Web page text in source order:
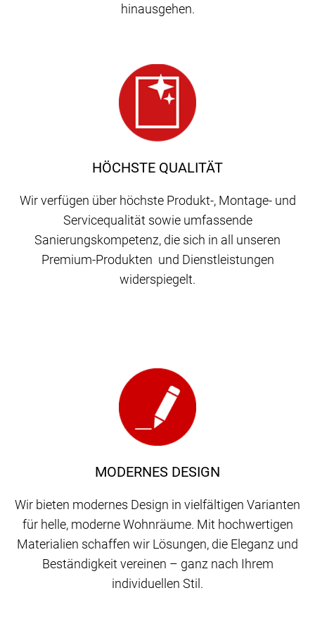
HÖCHSTE QUALITÄT
Wir verfügen über höchste Produkt-, Montage- und
Servicequalität sowie umfassende
Sanierungskompetenz, die sich in all unseren
Premium-Produkten und Dienstleistungen
widerspiegelt.
hinausgehen.
MODERNES DESIGN
Wir bieten modernes Design in vielfältigen Varianten
für helle, moderne Wohnräume. Mit hochwertigen
Materialien schaffen wir Lösungen, die Eleganz und
Beständigkeit vereinen – ganz nach Ihrem
individuellen Stil.